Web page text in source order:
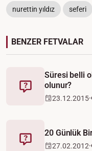
nurettin yıldız seferi
BENZER FETVALAR
Fetva
Süresi belli
olunur?
23.12.2015
Fetva
20 Günlük
27.02.2012